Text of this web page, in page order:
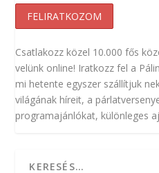
Csatlakozz közel 10.000 fős
velünk online! Iratkozz fel a
mi hetente egyszer szállítjuk
világának híreit, a
programajánlókat, különleges